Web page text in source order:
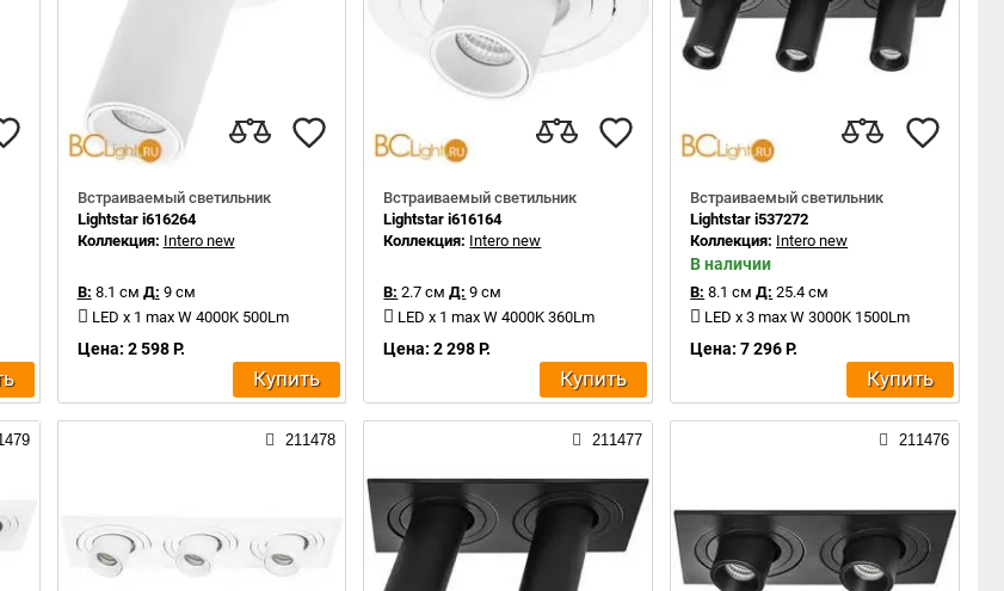
Встраиваемый светильник
Lightstar i616264
Коллекция: Intero new
В: 8.1 см Д: 9 см
LED x 1 max W 4000K 500Lm
Цена: 2 598 Р.
Купить
Встраиваемый светильник
Lightstar i616164
Коллекция: Intero new
В: 2.7 см Д: 9 см
LED x 1 max W 4000K 360Lm
Цена: 2 298 Р.
Купить
Встраиваемый светильник
Lightstar i537272
Коллекция: Intero new
В наличии
В: 8.1 см Д: 25.4 см
LED x 3 max W 3000K 1500Lm
Цена: 7 296 Р.
Купить
211478 211477 211476